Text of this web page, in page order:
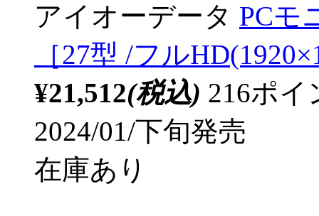
アイオーデータ PCモ
［27型 /フル
¥21,512(税込) 216ポ
2024/01/下旬発売
在庫あり